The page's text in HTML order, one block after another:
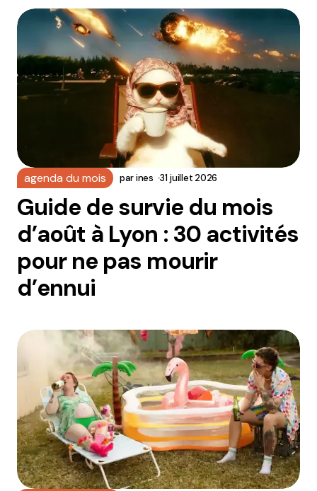
agenda du mois parines 31 juillet 2026
Guide de survie du mois
d’août à Lyon : 30 activités
pour ne pas mourir
d’ennui